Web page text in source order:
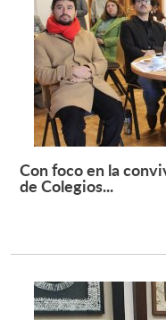
Con foco en la
de Colegios...